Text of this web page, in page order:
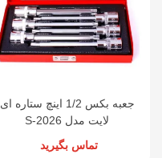
جعبه بکس 1/2 اینچ ستاره ای
لایت مدل S-2026
تماس بگیرید